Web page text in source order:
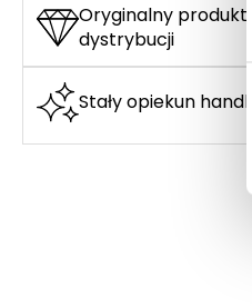
Oryginalny
dystrybucji
Stały opiekun